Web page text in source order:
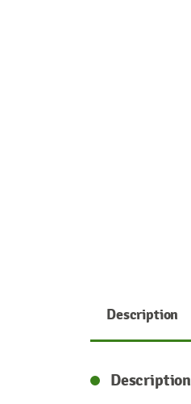
Description
Description